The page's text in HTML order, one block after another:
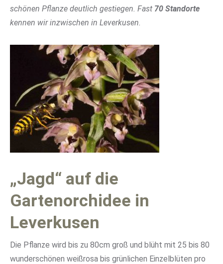
schönen Pflanze deutlich gestiegen. Fast 70 Standorte
kennen wir inzwischen in Leverkusen.
„Jagd“ auf die
Gartenorchidee in
Leverkusen
Die Pflanze wird bis zu 80cm groß und blüht mit 25 bis 80
wunderschönen weißrosa bis grünlichen Einzelblüten pro